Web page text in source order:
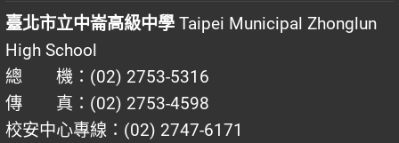
臺北市立中崙高級中學 Taipei Municipal Zhonglun
High School
總 機：(02) 2753-5316
傳 真：(02) 2753-4598
校安中心專線：(02) 2747-6171